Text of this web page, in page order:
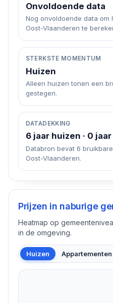
Onvoldoende data
Nog onvoldoende data om
Oost-Vlaanderen te
STERKSTE MOMENTUM
Huizen
Alleen huizen tonen een
gestegen.
DATADEKKING
6 jaar huizen · 0
Databron bevat 6
Oost-Vlaanderen.
Prijzen in naburige
Heatmap op
in de omgeving.
Huizen Appartementen